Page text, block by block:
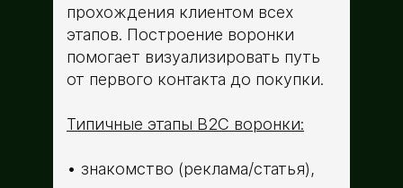
прохождения клиентом всех
этапов. Построение воронки
помогает визуализировать путь
от первого контакта до покупки.
Типичные этапы B2C воронки:
знакомство (реклама/статья),